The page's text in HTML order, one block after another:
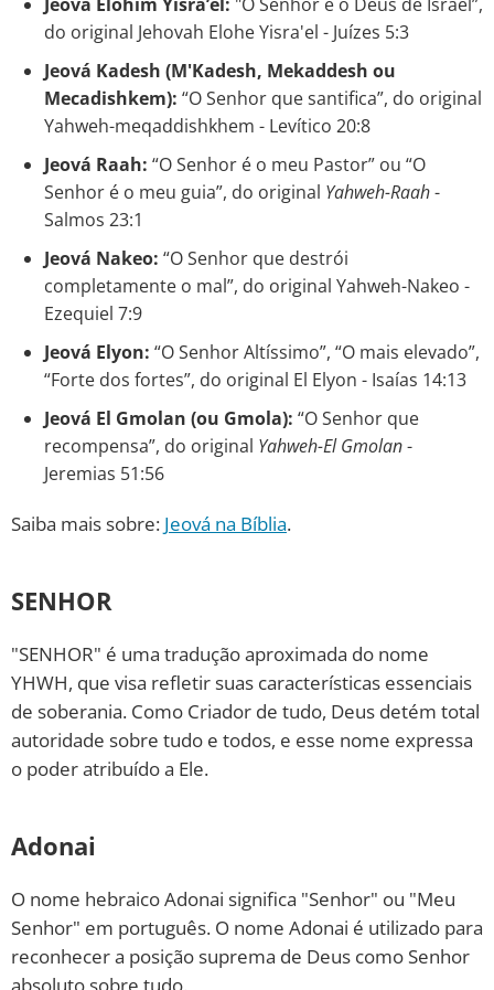
do original Jehovah Elohe Yisra'el - Juízes 5:3
Jeová Kadesh (M'Kadesh, Mekaddesh ou
Mecadishkem): “O Senhor que santifica”, do original
Yahweh-meqaddishkhem - Levítico 20:8
Jeová Raah: “O Senhor é o meu Pastor” ou “O
Senhor é o meu guia”, do original Yahweh-Raah-
Salmos 23:1
Jeová Nakeo: “O Senhor que destrói
completamente o mal”, do original Yahweh-Nakeo -
Ezequiel 7:9
Jeová Elyon: “O Senhor Altíssimo”, “O mais elevado”,
“Forte dos fortes”, do original El Elyon - Isaías 14:13
Jeová El Gmolan (ou Gmola): “O Senhor que
recompensa”, do original Yahweh-El Gmolan-
Jeremias 51:56
Saiba mais sobre: Jeová na Bíblia.
SENHOR
"SENHOR" é uma tradução aproximada do nome
YHWH, que visa refletir suas características essenciais
de soberania. Como Criador de tudo, Deus detém total
autoridade sobre tudo e todos, e esse nome expressa
o poder atribuído a Ele.
Adonai
O nome hebraico Adonai significa "Senhor" ou "Meu
Senhor" em português. O nome Adonai é utilizado para
reconhecer a posição suprema de Deus como Senhor